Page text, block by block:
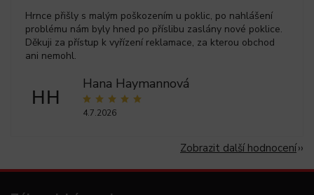
Hrnce přišly s malým poškozením u poklic, po nahlášení
problému nám byly hned po příslibu zaslány nové poklice.
Děkuji za přístup k vyřízení reklamace, za kterou obchod
ani nemohl.
HH
Hana Haymannová
4.7.2026
Zobrazit další hodnocení